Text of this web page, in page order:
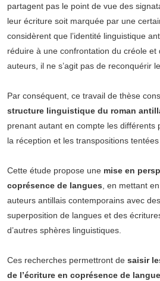
partagent pas le point de vue des
leur écriture soit marquée par une
considèrent que l’identité linguistique
réduire à une confrontation du créole et
auteurs, il ne s’agit pas de reconquérir
Par conséquent, ce travail de thèse
structure linguistique du roman
prenant autant en compte les différents
la réception et les transpositions
Cette étude propose une mise en
coprésence de langues, en mettant
auteurs antillais contemporains avec
superposition de langues et des
d’autres sphères linguistiques.
Ces recherches permettront de saisir
de l’écriture en coprésence de